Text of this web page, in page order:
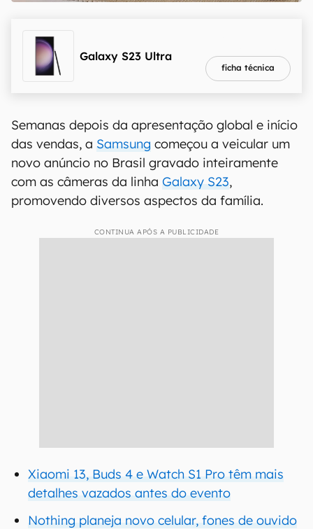
Galaxy S23 Ultra
ficha técnica
Semanas depois da apresentação global e início
das vendas, a Samsung começou a veicular um
novo anúncio no Brasil gravado inteiramente
com as câmeras da linha Galaxy S23,
promovendo diversos aspectos da família.
CONTINUA APÓS A PUBLICIDADE
Xiaomi 13, Buds 4 e Watch S1 Pro têm mais
detalhes vazados antes do evento
Nothing planeja novo celular, fones de ouvido